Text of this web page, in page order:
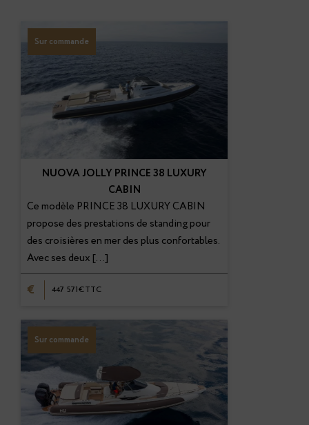
NUOVA JOLLY PRINCE 38 LUXURY
CABIN
Ce modèle PRINCE 38 LUXURY CABIN
propose des prestations de standing pour
des croisières en mer des plus confortables.
Avec ses deux […]
Sur commande
€ 447 571€TTC
Sur commande